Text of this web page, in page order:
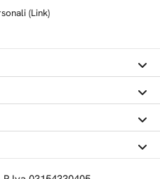
(Link)